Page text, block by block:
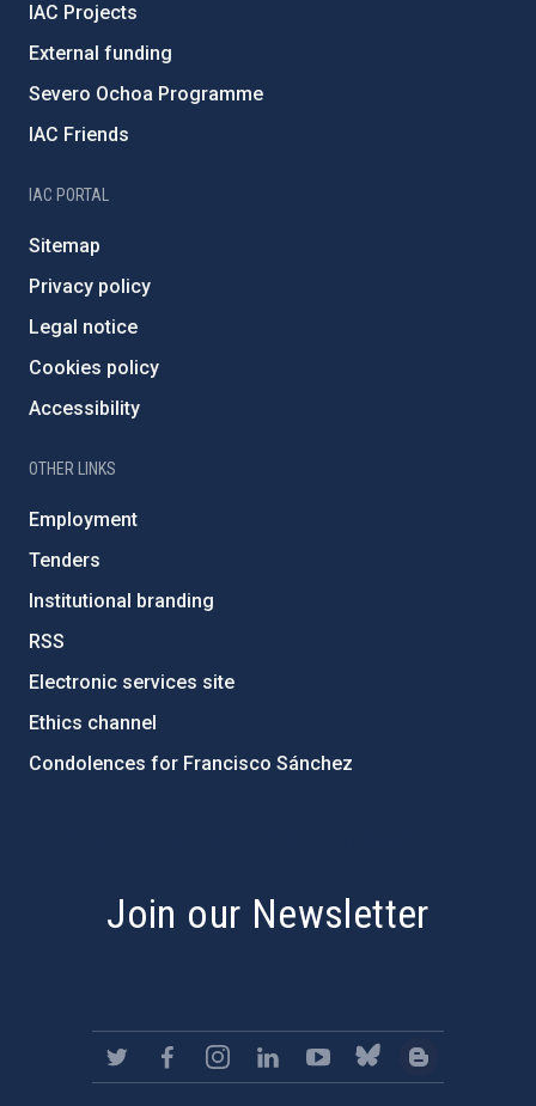
IAC Projects
External funding
Severo Ochoa Programme
IAC Friends
IAC PORTAL
Sitemap
Privacy policy
Legal notice
Cookies policy
Accessibility
OTHER LINKS
Employment
Tenders
Institutional branding
RSS
Electronic services site
Ethics channel
Condolences for Francisco Sánchez
Join our Newsletter